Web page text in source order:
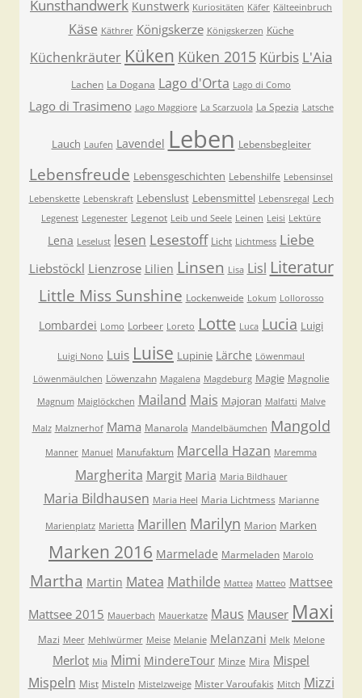
Kunsthandwerk Kunstwerk Kuriositäten Käfer Kälteeinbruch
Käse Käthrer Königskerze Königskerzen Küche
Küchenkräuter Küken Küken 2015 Kürbis L'Aia
Lachen La Dogana Lago d'Orta Lago di Como
Lago di Trasimeno Lago Maggiore La Scarzuola La Spezia Latsche
Lauch Laufen Lavendel Leben Lebensbegleiter
Lebensfreude Lebensgeschichten Lebenshilfe Lebensinsel
Lebenskette Lebenskraft Lebenslust Lebensmittel Lebensregal Lech
Legenest Legenester Legenot Leib und Seele Leinen Leisi Lektüre
Lena Leselust lesen Lesestoff Licht Lichtmess Liebe
Liebstöckl Lienzrose Lilien Linsen Lisa Lisl Literatur
Little Miss Sunshine Lockenweide Lokum Lollorosso
Lombardei Lomo Lorbeer Loreto Lotte Luca Lucia Luigi
Luigi Nono Luis Luise Lupinie Lärche Löwenmaul
Löwenmäulchen Löwenzahn Magalena Magdeburg Magie Magnolie
Magnum Maiglöckchen Mailand Mais Majoran Malfatti Malve
Malz Malznerhof Mama Manarola Mandelbäumchen Mangold
Manner Manuel Manufaktum Marcella Hazan Maremma
Margherita Margit Maria Maria Bildhauer
Maria Bildhausen Maria Heel Maria Lichtmess Marianne
Marienplatz Marietta Marillen Marilyn Marion Marken
Marken 2016 Marmelade Marmeladen Marolo
Martha Martin Matea Mathilde Mattea Matteo Mattsee
Mattsee 2015 Mauerbach Mauerkatze Maus Mauser Maxi
Mazi Meer Mehlwürmer Meise Melanie Melanzani Melk Melone
Merlot Mia Mimi MindereTour Minze Mira Mispel
Mispeln Mist Misteln Mistelzweige Mister Varoufakis Mitch Mizzi